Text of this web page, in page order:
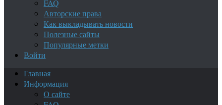
FAQ
Авторские права
Как выкладывать новости
Полезные сайты
Популярные метки
Войти
Главная
Информация
О сайте